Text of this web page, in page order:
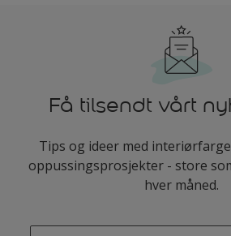
Få tilsendt vårt
Tips og ideer med
oppussingsprosjekter - store
hver måned.